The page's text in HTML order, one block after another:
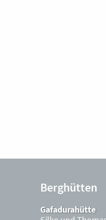
Berghütten
Gafadurahütte